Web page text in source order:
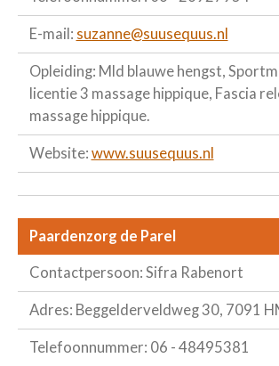
E-mail: suzanne@suusequus.nl
Opleiding: Mld blauwe hengst,
licentie 3 massage hippique, Fascia
massage hippique.
Website: www.suusequus.nl
Paardenzorg de Parel
Contactpersoon: Sifra Rabenort
Adres: Beggelderveldweg 30, 7091
Telefoonnummer: 06 - 48495381